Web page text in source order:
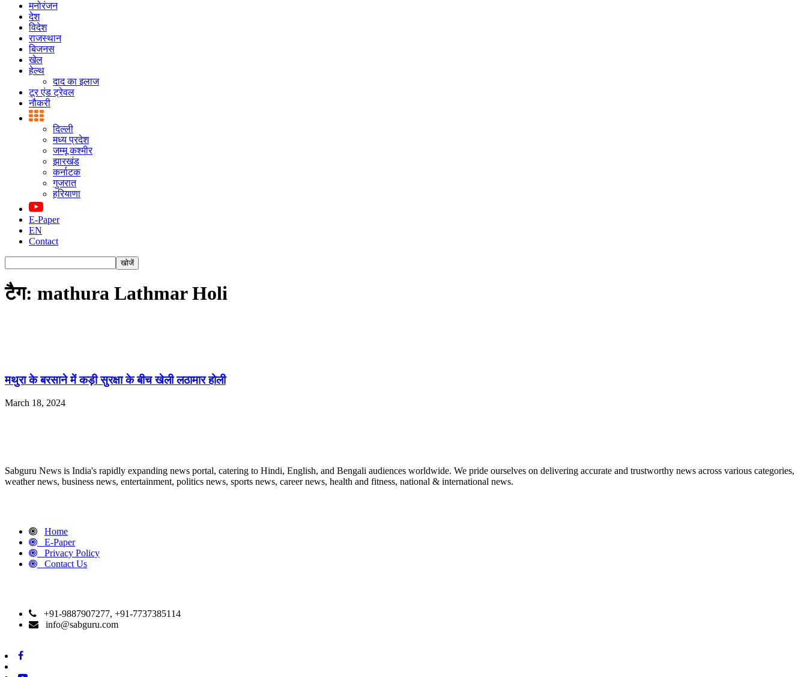
मनोरंजन
देश
विदेश
राजस्थान
बिजनस
खेल
हेल्थ
दाद का इलाज
टूर एंड ट्रेवल
नौकरी
दिल्ली
मध्य प्रदेश
जम्मू कश्मीर
झारखंड
कर्नाटक
गुजरात
हरियाणा
E-Paper
EN
Contact
टैग: mathura Lathmar Holi
मथुरा के बरसाने में कड़ी सुरक्षा के बीच खेली लठामार होली
March 18, 2024
Sabguru News is India's rapidly expanding news portal, catering to Hindi, English, and Bengali audiences worldwide. We pride ourselves on delivering accurate and trustworthy news across various categories,
weather news, business news, entertainment, politics news, sports news, career news, health and fitness, national & international news.
Home
E-Paper
Privacy Policy
Contact Us
+91-9887907277, +91-7737385114
info@sabguru.com